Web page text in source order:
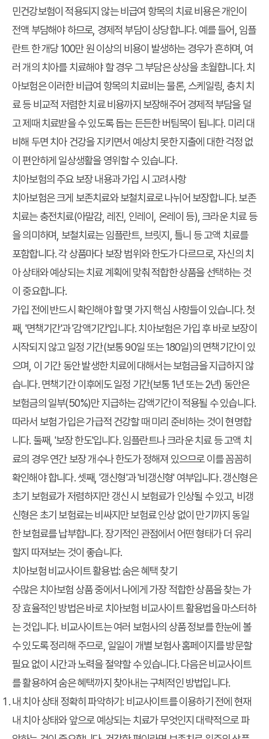
민건강보험이 적용되지 않는 비급여 항목의 치료 비용은 개인이
전액 부담해야 하므로, 경제적 부담이 상당합니다. 예를 들어, 임플
란트 한 개당 100만 원 이상의 비용이 발생하는 경우가 흔하며, 여
러 개의 치아를 치료해야 할 경우 그 부담은 상상을 초월합니다. 치
아보험은 이러한 비급여 항목의 치료비는 물론, 스케일링, 충치 치
료 등 비교적 저렴한 치료 비용까지 보장해주어 경제적 부담을 덜
고 제때 치료받을 수 있도록 돕는 든든한 버팀목이 됩니다. 미리 대
비해 두면 치아 건강을 지키면서 예상치 못한 지출에 대한 걱정 없
이 편안하게 일상생활을 영위할 수 있습니다.
치아보험의 주요 보장 내용과 가입 시 고려사항
치아보험은 크게 보존치료와 보철치료로 나뉘어 보장합니다. 보존
치료는 충전치료(아말감, 레진, 인레이, 온레이 등), 크라운 치료 등
을 의미하며, 보철치료는 임플란트, 브릿지, 틀니 등 고액 치료를
포함합니다. 각 상품마다 보장 범위와 한도가 다르므로, 자신의 치
아 상태와 예상되는 치료 계획에 맞춰 적합한 상품을 선택하는 것
이 중요합니다.
가입 전에 반드시 확인해야 할 몇 가지 핵심 사항들이 있습니다. 첫
째, '면책기간'과 '감액기간'입니다. 치아보험은 가입 후 바로 보장이
시작되지 않고 일정 기간(보통 90일 또는 180일)의 면책기간이 있
으며, 이 기간 동안 발생한 치료에 대해서는 보험금을 지급하지 않
습니다. 면책기간 이후에도 일정 기간(보통 1년 또는 2년) 동안은
보험금의 일부(50%)만 지급하는 감액기간이 적용될 수 있습니다.
따라서 보험 가입은 가급적 건강할 때 미리 준비하는 것이 현명합
니다. 둘째, '보장 한도'입니다. 임플란트나 크라운 치료 등 고액 치
료의 경우 연간 보장 개수나 한도가 정해져 있으므로 이를 꼼꼼히
확인해야 합니다. 셋째, '갱신형'과 '비갱신형' 여부입니다. 갱신형은
초기 보험료가 저렴하지만 갱신 시 보험료가 인상될 수 있고, 비갱
신형은 초기 보험료는 비싸지만 보험료 인상 없이 만기까지 동일
한 보험료를 납부합니다. 장기적인 관점에서 어떤 형태가 더 유리
할지 따져보는 것이 좋습니다.
치아보험 비교사이트 활용법: 숨은 혜택 찾기
수많은 치아보험 상품 중에서 나에게 가장 적합한 상품을 찾는 가
장 효율적인 방법은 바로치아보험 비교사이트 활용법을 마스터하
는 것입니다. 비교사이트는 여러 보험사의 상품 정보를 한눈에 볼
수 있도록 정리해 주므로, 일일이 개별 보험사 홈페이지를 방문할
필요 없이 시간과 노력을 절약할 수 있습니다. 다음은 비교사이트
를 활용하여 숨은 혜택까지 찾아내는 구체적인 방법입니다.
내 치아 상태 정확히 파악하기 : 비교사이트를 이용하기 전에 현재
내 치아 상태와 앞으로 예상되는 치료가 무엇인지 대략적으로 파